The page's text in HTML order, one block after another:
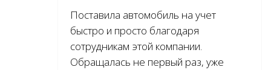
Поставила автомобиль на учет
быстро и просто благодаря
сотрудникам этой компании.
Обращалась не первый раз, уже